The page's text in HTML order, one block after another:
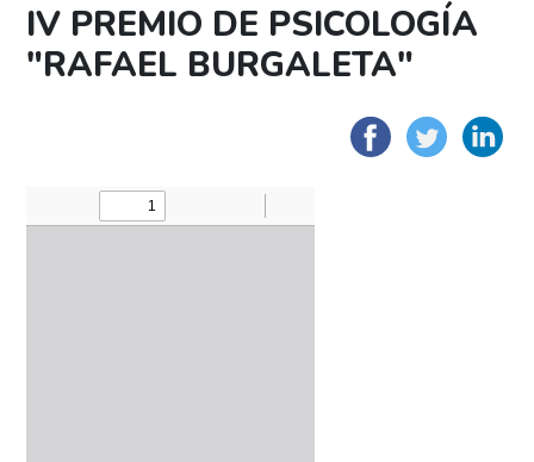
IV PREMIO DE PSICOLOGÍA
"RAFAEL BURGALETA"